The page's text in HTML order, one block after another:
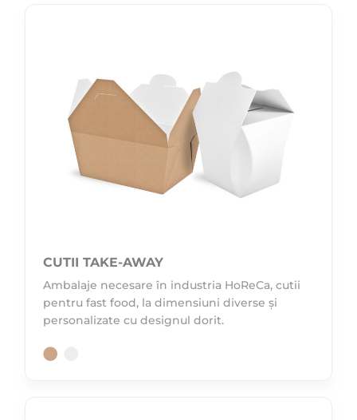
CUTII TAKE-AWAY
Ambalaje necesare în industria HoReCa, cutii
pentru fast food, la dimensiuni diverse și
personalizate cu designul dorit.